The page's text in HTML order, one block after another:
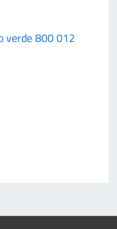
verde 800 012